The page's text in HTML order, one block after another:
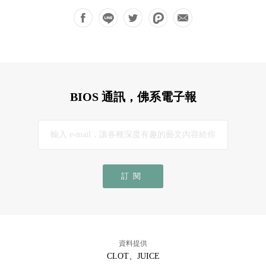
BIOS 通訊，佛系電子報
訂閱
資料提供
CLOT、JUICE